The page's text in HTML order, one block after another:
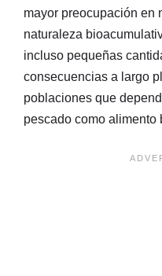
mayor preocupación en
naturaleza
incluso pequeñas
consecuencias a largo
poblaciones que
pescado como alimento